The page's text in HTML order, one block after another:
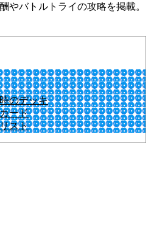
やバトルトライの攻略を掲載。
のデッキ
ード
スト